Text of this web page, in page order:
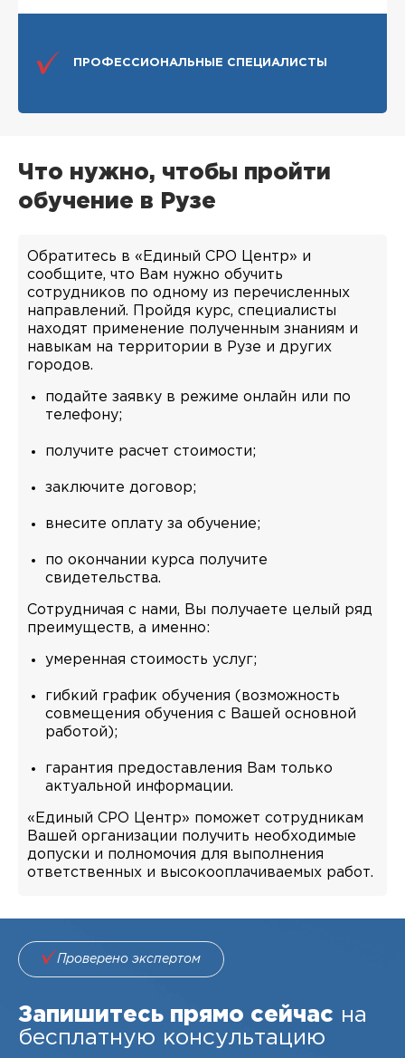
ПРОФЕССИОНАЛЬНЫЕ СПЕЦИАЛИСТЫ
Что нужно, чтобы пройти
обучение в Рузе
Обратитесь в «Единый СРО Центр» и
сообщите, что Вам нужно обучить
сотрудников по одному из перечисленных
направлений. Пройдя курс, специалисты
находят применение полученным знаниям и
навыкам на территории в Рузе и других
городов.
подайте заявку в режиме онлайн или по
телефону;
получите расчет стоимости;
заключите договор;
внесите оплату за обучение;
по окончании курса получите
свидетельства.
Сотрудничая с нами, Вы получаете целый ряд
преимуществ, а именно:
умеренная стоимость услуг;
гибкий график обучения (возможность
совмещения обучения с Вашей основной
работой);
гарантия предоставления Вам только
актуальной информации.
«Единый СРО Центр» поможет сотрудникам
Вашей организации получить необходимые
допуски и полномочия для выполнения
ответственных и высокооплачиваемых работ.
Проверено экспертом
Запишитесь прямо сейчас на
бесплатную консультацию